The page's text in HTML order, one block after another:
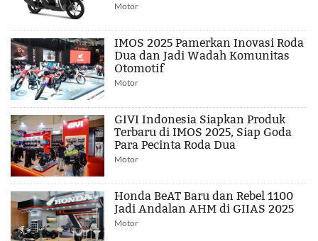
Motor
IMOS 2025 Pamerkan Inovasi Roda
Dua dan Jadi Wadah Komunitas
Otomotif
Motor
GIVI Indonesia Siapkan Produk
Terbaru di IMOS 2025, Siap Goda
Para Pecinta Roda Dua
Motor
Honda BeAT Baru dan Rebel 1100
Jadi Andalan AHM di GIIAS 2025
Motor